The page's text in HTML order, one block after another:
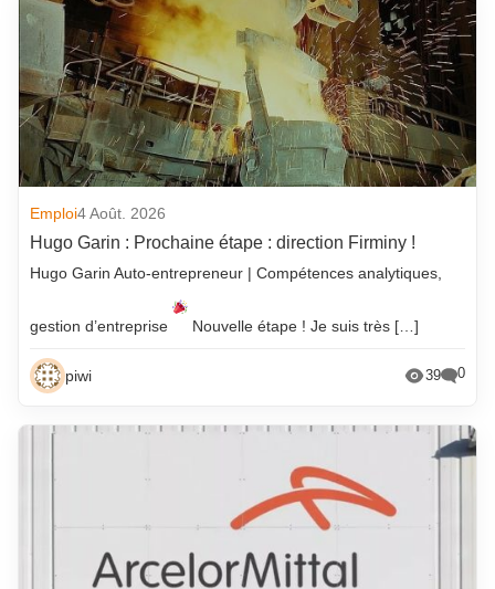
Emploi4 Août. 2026
Hugo Garin : Prochaine étape : direction Firminy !
Hugo Garin Auto-entrepreneur | Compétences analytiques,
gestion d’entreprise Nouvelle étape ! Je suis très […]
piwi 39 0